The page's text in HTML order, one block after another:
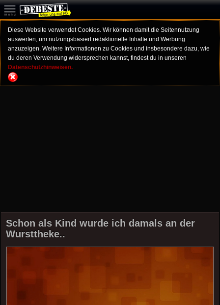
Diese Website verwendet Cookies. Wir können damit die Seitennutzung
auswerten, um nutzungsbasiert redaktionelle Inhalte und Werbung
anzuzeigen. Weitere Informationen zu Cookies und insbesondere dazu, wie
du deren Verwendung widersprechen kannst, findest du in unseren
Datenschutzhinweisen.
Schon als Kind wurde ich damals an der
Wursttheke..